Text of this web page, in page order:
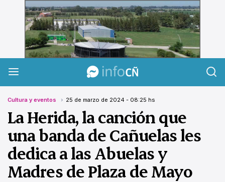
InfoCañuelas
Cultura y eventos 25 de marzo de 2024 - 08:25 hs
La Herida, la canción que
una banda de Cañuelas les
dedica a las Abuelas y
Madres de Plaza de Mayo